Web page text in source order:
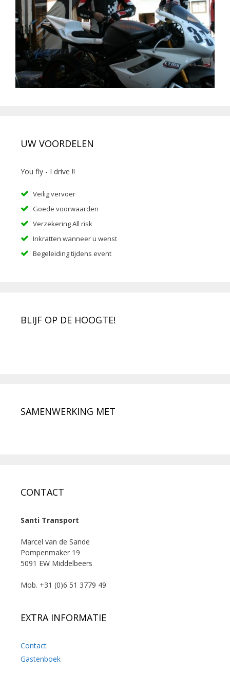
UW VOORDELEN
You fly - I drive !!
Veilig vervoer
Goede voorwaarden
Verzekering All risk
Inkratten wanneer u wenst
Begeleiding tijdens event
BLIJF OP DE HOOGTE!
SAMENWERKING MET
CONTACT
Santi Transport
Marcel van de Sande
Pompenmaker 19
5091 EW Middelbeers
Mob. +31 (0)6 51 3779 49
EXTRA INFORMATIE
Contact
Gastenboek